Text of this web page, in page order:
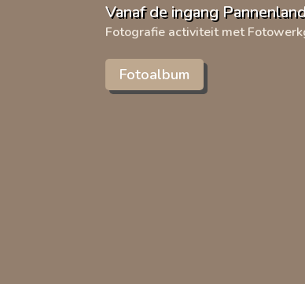
Vanaf de ingang
Fotografie activiteit met
Fotoalbum